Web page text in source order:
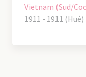
Vietnam (Sud/
1911 - 1911 (Hué)